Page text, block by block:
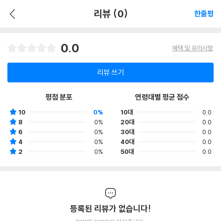
리뷰 (0) 한줄평
0.0 혜택 및 유의사항
리뷰 쓰기
평점 분포
10
0%
8
0%
6
0%
4
0%
2
0%
연령대별 평균 점수
10대
0.0
20대
0.0
30대
0.0
40대
0.0
50대
0.0
등록된 리뷰가 없습니다!